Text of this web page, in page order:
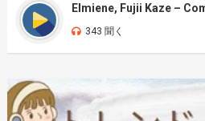
Elmiene, Fujii Kaze –
343 聞く